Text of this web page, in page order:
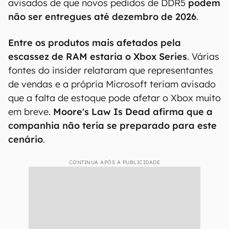
avisados de que novos pedidos de DDR5 podem
não ser entregues até dezembro de 2026.
Entre os produtos mais afetados pela
escassez de RAM estaria o Xbox Series. Várias
fontes do insider relataram que representantes
de vendas e a própria Microsoft teriam avisado
que a falta de estoque pode afetar o Xbox muito
em breve. Moore's Law Is Dead afirma que a
companhia não teria se preparado para este
cenário.
CONTINUA APÓS A PUBLICIDADE